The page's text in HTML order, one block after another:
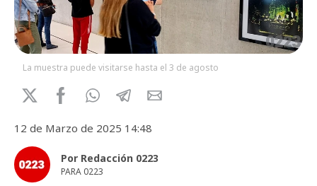
La muestra puede visitarse hasta el 3 de agosto
12 de Marzo de 2025 14:48
Por Redacción 0223
PARA 0223